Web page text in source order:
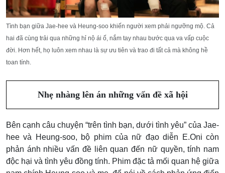
Tình bạn giữa Jae-hee và Heung-soo khiến người xem phải ngưỡng mộ. Cả
hai đã cùng trải qua những hỉ nộ ái ố, nắm tay nhau bước qua va vấp cuộc
đời. Hơn hết, họ luôn xem nhau là sự ưu tiên và trao đi tất cả mà không hề
toan tính.
Nhẹ nhàng lên án những vấn đề xã hội
Bên cạnh câu chuyện “trên tình bạn, dưới tình yêu” của Jae-
hee và Heung-soo, bộ phim của nữ đạo diễn E.Oni còn
phản ánh nhiều vấn đề liên quan đến nữ quyền, tính nam
độc hại và tình yêu đồng tính. Phim đặc tả mối quan hệ giữa